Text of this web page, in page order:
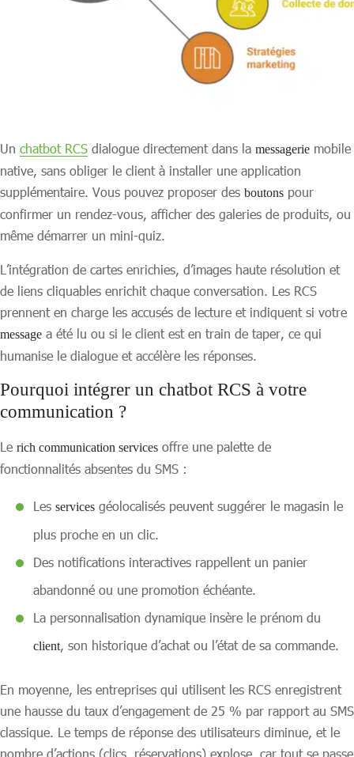
Un chatbot RCS dialogue directement dans la messagerie mobile
native, sans obliger le client à installer une application
supplémentaire. Vous pouvez proposer des boutons pour
confirmer un rendez-vous, afficher des galeries de produits, ou
même démarrer un mini-quiz.
L’intégration de cartes enrichies, d’images haute résolution et
de liens cliquables enrichit chaque conversation. Les RCS
prennent en charge les accusés de lecture et indiquent si votre
message a été lu ou si le client est en train de taper, ce qui
humanise le dialogue et accélère les réponses.
Pourquoi intégrer un chatbot RCS à votre
communication ?
Le rich communication services offre une palette de
fonctionnalités absentes du SMS :
Les services géolocalisés peuvent suggérer le magasin le
plus proche en un clic.
Des notifications interactives rappellent un panier
abandonné ou une promotion échéante.
La personnalisation dynamique insère le prénom du
client, son historique d’achat ou l’état de sa commande.
En moyenne, les entreprises qui utilisent les RCS enregistrent
une hausse du taux d’engagement de 25 % par rapport au SMS
classique. Le temps de réponse des utilisateurs diminue, et le
nombre d’actions (clics, réservations) explose, car tout se passe